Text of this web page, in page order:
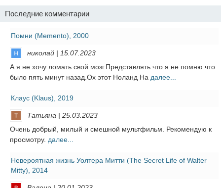
Последние комментарии
Помни (Memento), 2000
николай | 15.07.2023
А я не хочу ломать свой мозг.Представлять что я не помню что
было пять минут назад.Ох этот Ноланд На далее...
Клаус (Klaus), 2019
Татьяна | 25.03.2023
Очень добрый, милый и смешной мультфильм. Рекомендую к
просмотру. далее...
Невероятная жизнь Уолтера Митти (The Secret Life of Walter
Mitty), 2014